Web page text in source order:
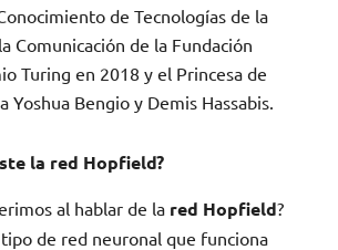
de Tecnologías de la
Comunicación de la Fundación
Turing en 2018 y el Princesa de
Yoshua Bengio y Demis Hassabis.
la red Hopfield?
al hablar de la red Hopfield?
de red neuronal que funciona